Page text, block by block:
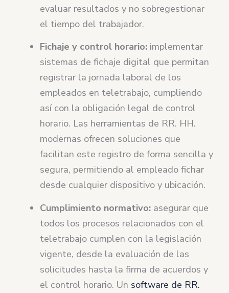
evaluar resultados y no sobregestionar
el tiempo del trabajador.
Fichaje y control horario: implementar
sistemas de fichaje digital que permitan
registrar la jornada laboral de los
empleados en teletrabajo, cumpliendo
así con la obligación legal de control
horario. Las herramientas de RR. HH.
modernas ofrecen soluciones que
facilitan este registro de forma sencilla y
segura, permitiendo al empleado fichar
desde cualquier dispositivo y ubicación.
Cumplimiento normativo: asegurar que
todos los procesos relacionados con el
teletrabajo cumplen con la legislación
vigente, desde la evaluación de las
solicitudes hasta la firma de acuerdos y
el control horario. Un software de RR.